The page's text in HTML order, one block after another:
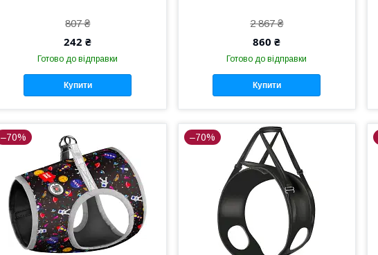
807 ₴
242 ₴
Готово до відправки
Купити
2 867 ₴
860 ₴
Готово до відправки
Купити
–70% –70%